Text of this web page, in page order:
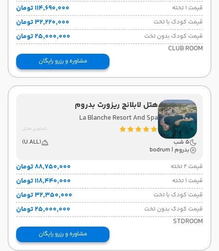
قیمت 1 تخته ۱۱۴٬۶۹۰٬۰۰۰ تومان
قیمت کودک با تخت ۳۲٬۲۲۰٬۰۰۰ تومان
قیمت کودک بدون تخت
۲۵٬۰۰۰٬۰۰۰ تومان
CLUB ROOM
مشاوره و رزرو رایگان
هتل لابلانچ ریزورت بدروم
La Blanche Resort And Spa
تصاویر هتل
5 شب
(U.ALL)
بدروم | bodrum
قیمت 2 تخته
۸۸٬۷۵۰٬۰۰۰ تومان
قیمت 1 تخته ۱۱۸٬۴۴۰٬۰۰۰ تومان
قیمت کودک با تخت ۳۲٬۳۵۰٬۰۰۰ تومان
قیمت کودک بدون تخت
۲۵٬۰۰۰٬۰۰۰ تومان
STDROOM
مشاوره و رزرو رایگان